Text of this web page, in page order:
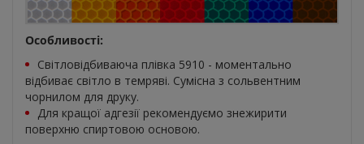
Особливості:
Світловідбиваюча плівка 5910 - моментально
відбиває світло в темряві. Сумісна з сольвентним
чорнилом для друку.
Для кращої адгезії рекомендуємо знежирити
поверхню спиртовою основою.